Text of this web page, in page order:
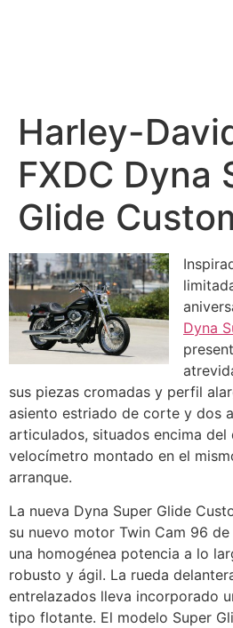
Harley-
FXDC Dyna
Glide
Dyna
sus piezas cromadas y perfil
asiento estriado de corte y dos
articulados, situados encima
velocímetro montado en el
arranque.
La nueva Dyna Super Glide
su nuevo motor Twin Cam 96
una homogénea potencia a lo
robusto y ágil. La rueda
entrelazados lleva incorporado
tipo flotante. El modelo Super